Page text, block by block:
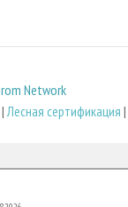
Network
|Лесная сертификация |